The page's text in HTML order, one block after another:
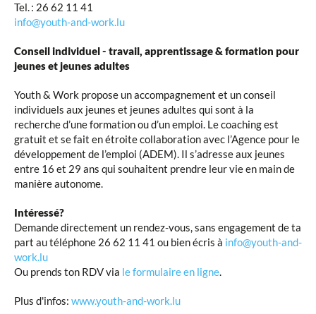
Tel. : 26 62 11 41
info@youth-and-work.lu
Conseil individuel - travail, apprentissage & formation pour
jeunes et jeunes adultes
Youth & Work propose un accompagnement et un conseil
individuels aux jeunes et jeunes adultes qui sont à la
recherche d’une formation ou d’un emploi. Le coaching est
gratuit et se fait en étroite collaboration avec l’Agence pour le
développement de l’emploi (ADEM). Il s’adresse aux jeunes
entre 16 et 29 ans qui souhaitent prendre leur vie en main de
manière autonome.
Intéressé?
Demande directement un rendez-vous, sans engagement de ta
part au téléphone 26 62 11 41 ou bien écris à info@youth-and-
work.lu
Ou prends ton RDV via le formulaire en ligne.
Plus d'infos: www.youth-and-work.lu